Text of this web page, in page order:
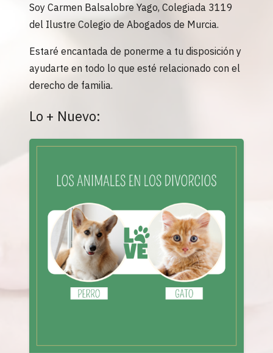
Soy Carmen Balsalobre Yago, Colegiada 3119
del Ilustre Colegio de Abogados de Murcia.
Estaré encantada de ponerme a tu disposición y
ayudarte en todo lo que esté relacionado con el
derecho de familia.
Lo + Nuevo: